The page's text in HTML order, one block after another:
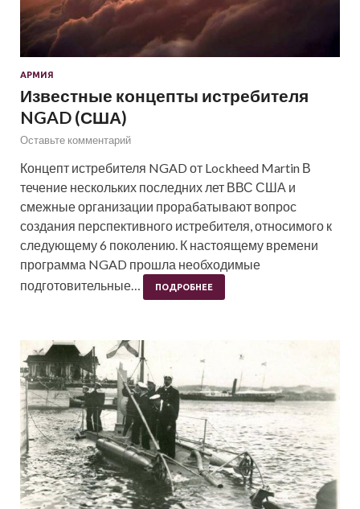
АРМИЯ
Известные концепты истребителя
NGAD (США)
Оставьте комментарий
Концепт истребителя NGAD от Lockheed Martin В
течение нескольких последних лет ВВС США и
смежные организации прорабатывают вопрос
создания перспективного истребителя, относимого к
следующему 6 поколению. К настоящему времени
программа NGAD прошла необходимые
подготовительные…
ПОДРОБНЕЕ